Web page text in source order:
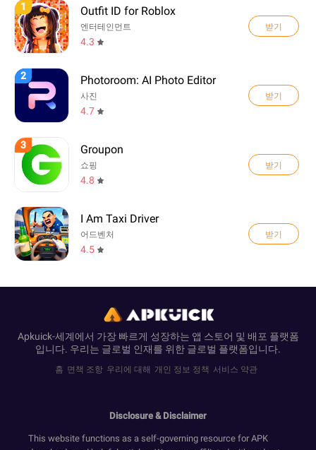
1 Outfit ID for Roblox
엔터테인먼트
4.3
받기
2 Photoroom: AI Photo Editor
사진
4.7
받기
3 Groupon
쇼핑
4.8
받기
I Am Taxi Driver
어드벤처
4.5
받기
Apkuick-세계에서 가장 빠르게 성장하는 앱 스토어 및 배포 플랫폼
입니다. 우리는 글로벌 인재를 위한 글로벌 플랫폼입니다.
홈 면책 조항 우리에 대해 개인 정보 정책 서비스 약관
Disclosure & Disclaimer
This website functions as a self-governing resource for APK